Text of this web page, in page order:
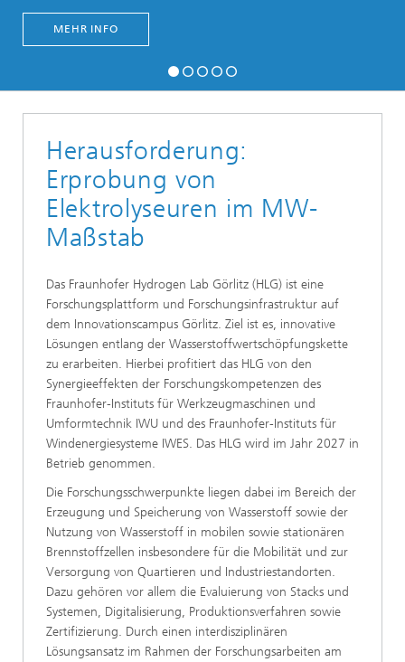
MEHR INFO
Herausforderung:
Erprobung von
Elektrolyseuren im MW-
Maßstab
Das Fraunhofer Hydrogen Lab Görlitz (HLG) ist eine
Forschungsplattform und Forschungsinfrastruktur auf
dem Innovationscampus Görlitz. Ziel ist es, innovative
Lösungen entlang der Wasserstoffwertschöpfungskette
zu erarbeiten. Hierbei profitiert das HLG von den
Synergieeffekten der Forschungskompetenzen des
Fraunhofer-Instituts für Werkzeugmaschinen und
Umformtechnik IWU und des Fraunhofer-Instituts für
Windenergiesysteme IWES. Das HLG wird im Jahr 2027 in
Betrieb genommen.
Die Forschungsschwerpunkte liegen dabei im Bereich der
Erzeugung und Speicherung von Wasserstoff sowie der
Nutzung von Wasserstoff in mobilen sowie stationären
Brennstoffzellen insbesondere für die Mobilität und zur
Versorgung von Quartieren und Industriestandorten.
Dazu gehören vor allem die Evaluierung von Stacks und
Systemen, Digitalisierung, Produktionsverfahren sowie
Zertifizierung. Durch einen interdisziplinären
Lösungsansatz im Rahmen der Forschungsarbeiten am